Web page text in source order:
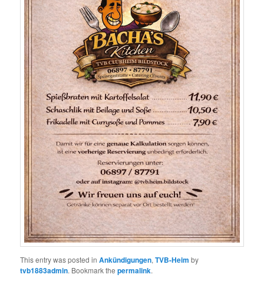
This entry was posted inAnkündigungen,TVB-Heim by
tvb1883admin. Bookmark thepermalink.